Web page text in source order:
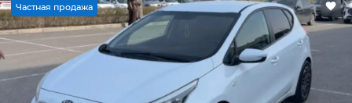
Частная продажа